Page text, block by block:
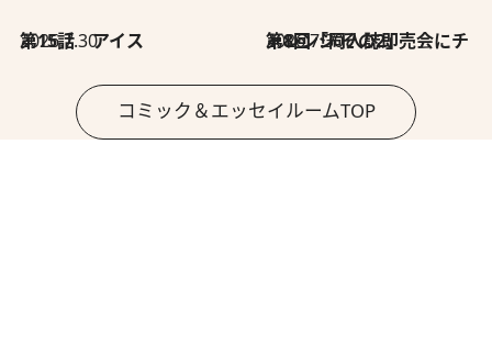
2026.7.30
第15話 アイス 2026.7.30
第8回「同人誌即売会にチャレンジ その2」
コミック＆エッセイルームTOP